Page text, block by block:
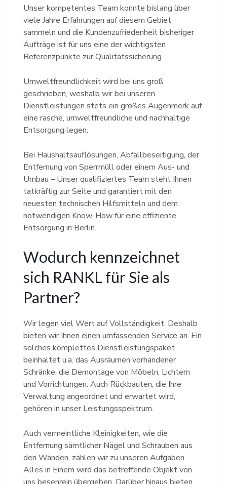
Unser kompetentes Team konnte bislang über
viele Jahre Erfahrungen auf diesem Gebiet
sammeln und die Kundenzufriedenheit bisheriger
Aufträge ist für uns eine der wichtigsten
Referenzpunkte zur Qualitätssicherung.
Umweltfreundlichkeit wird bei uns groß
geschrieben, weshalb wir bei unseren
Dienstleistungen stets ein großes Augenmerk auf
eine rasche, umweltfreundliche und nachhaltige
Entsorgung legen.
Bei Haushaltsauflösungen, Abfallbeseitigung, der
Entfernung von Sperrmüll oder einem Aus- und
Umbau – Unser qualifiziertes Team steht Ihnen
tatkräftig zur Seite und garantiert mit den
neuesten technischen Hilfsmitteln und dem
notwendigen Know-How für eine effiziente
Entsorgung in Berlin.
Wodurch kennzeichnet
sich RANKL für Sie als
Partner?
Wir legen viel Wert auf Vollständigkeit. Deshalb
bieten wir Ihnen einen umfassenden Service an. Ein
solches komplettes Dienstleistungspaket
beinhaltet u.a. das Ausräumen vorhandener
Schränke, die Demontage von Möbeln, Lichtern
und Vorrichtungen. Auch Rückbauten, die Ihre
Verwaltung angeordnet und erwartet wird,
gehören in unser Leistungsspektrum.
Auch vermeintliche Kleinigkeiten, wie die
Entfernung sämtlicher Nägel und Schrauben aus
den Wänden, zählen wir zu unseren Aufgaben.
Alles in Einem wird das betreffende Objekt von